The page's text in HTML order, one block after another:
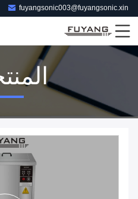
fuyangsonic003@fuyangsonic.xin